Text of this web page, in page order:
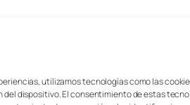
utilizamos tecnologías como las
del dispositivo. El consentimiento de estas